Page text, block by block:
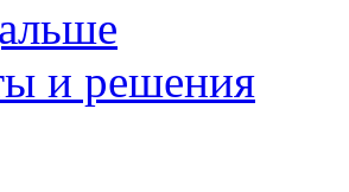
и решения